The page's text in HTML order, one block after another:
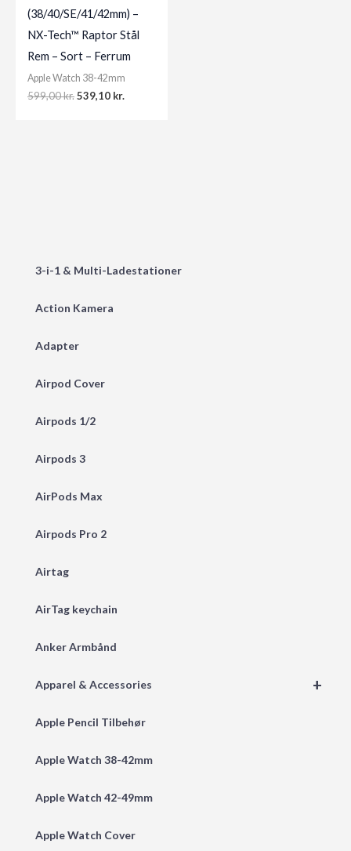
3-i-1 & Multi-Ladestationer
Action Kamera
Adapter
Airpod Cover
Airpods 1/2
Airpods 3
AirPods Max
Airpods Pro 2
Airtag
AirTag keychain
Anker Armbånd
+
Apparel & Accessories
Apple Pencil Tilbehør
Apple Watch 38-42mm
Apple Watch 42-49mm
Apple Watch Cover
(38/40/SE/41/42mm) –
NX-Tech™ Raptor Stål
Rem – Sort – Ferrum
Apple Watch 38-42mm
599,00kr.Original
539,10 kr.Current